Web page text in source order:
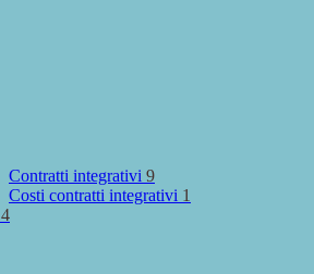
Contratti integrativi 9
Costi contratti integrativi 1
4